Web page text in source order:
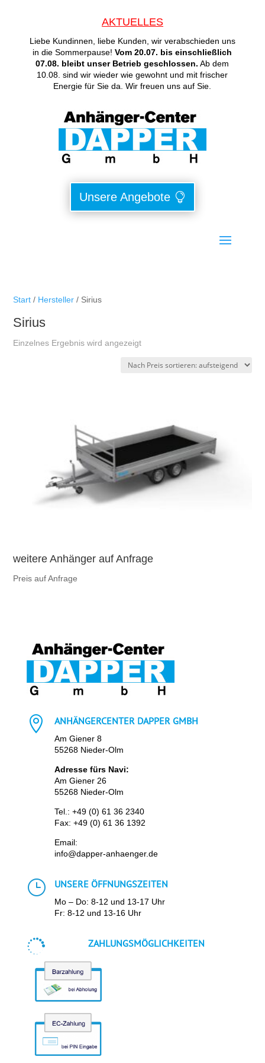
AKTUELLES
Liebe Kundinnen, liebe Kunden, wir verabschieden uns
in die Sommerpause!Vom 20.07. bis einschließlich
07.08. bleibt unser Betrieb geschlossen. Ab dem
10.08. sind wir wieder wie gewohnt und mit frischer
Energie für Sie da. Wir freuen uns auf Sie.
Unsere Angebote
Start / Hersteller / Sirius
Sirius
Einzelnes Ergebnis wird angezeigt
weitere Anhänger auf Anfrage
Preis auf Anfrage
 ANHÄNGERCENTER DAPPER GMBH
Am Giener 8
55268 Nieder-Olm
Adresse fürs Navi:
Am Giener 26
55268 Nieder-Olm
Tel.: +49 (0) 61 36 2340
Fax: +49 (0) 61 36 1392
Email:
info@dapper-anhaenger.de
} UNSERE ÖFFNUNGSZEITEN
Mo – Do: 8-12 und 13-17 Uhr
Fr: 8-12 und 13-16 Uhr
 ZAHLUNGSMÖGLICHKEITEN